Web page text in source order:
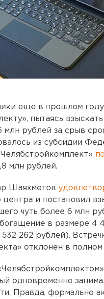
еще в прошлом
пытаясь
рублей за срыв
из субсидии
млн рублей.
Шаяхметов
центра и постановил
чуть более 6 млн
в размере 4
262 рублей).
отклонен в полном
одновременно
Правда, формально